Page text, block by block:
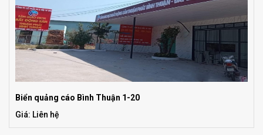
Biển quảng cáo Bình Thuận 1-20
Giá: Liên hệ